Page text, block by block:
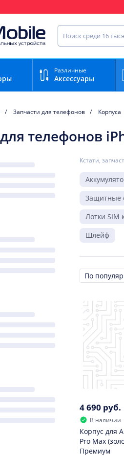
Найти запчасть
Различные
Аксессуары
Запчасти для телефонов Корпуса
телефонов
Кстати,
Защитные
Лотки SIM
Шлейф
Сортировка
4 690 руб.
В наличии
Корпус для
Pro Max
Премиум